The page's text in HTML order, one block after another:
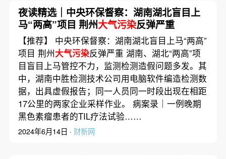
夜读精选｜中央环保督察：湖南湖北盲目上
马“两高”项目 荆州大气污染反弹严重
【推荐】 中央环保督察：湖南湖北盲目上马“两高”
项目 荆州大气污染反弹严重 湖南、湖北“两高”项
目盲目上马管控不力，监测检测造假问题多发。其
中，湖南中胜检测技术公司用电脑软件编造检测数
据，出具虚假报告；同一人员同一时段出现在相距
17公里的两家企业采样作业。 病案录｜一例晚期
黑色素瘤患者的TIL疗法试验……
2024年6月14日 · 财新网